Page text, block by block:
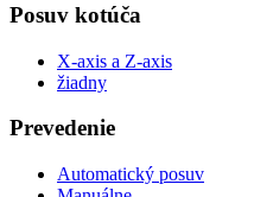
Posuv kotúča
X-axis a Z-axis
žiadny
Prevedenie
Automatický posuv